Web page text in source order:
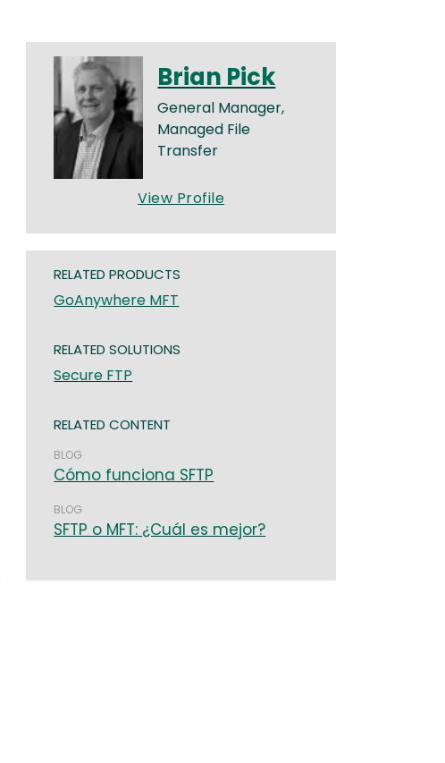
Brian Pick
General Manager,
Managed File
Transfer
View Profile
RELATED PRODUCTS
GoAnywhere MFT
RELATED SOLUTIONS
Secure FTP
RELATED CONTENT
BLOG
Cómo funciona SFTP
BLOG
SFTP o MFT: ¿Cuál es mejor?